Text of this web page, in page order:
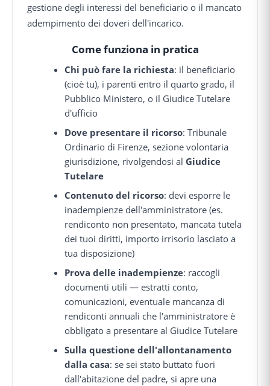
gestione degli interessi del beneficiario o il mancato
adempimento dei doveri dell'incarico.
Come funziona in pratica
Chi può fare la richiesta: il beneficiario
(cioè tu), i parenti entro il quarto grado, il
Pubblico Ministero, o il Giudice Tutelare
d'ufficio
Dove presentare il ricorso: Tribunale
Ordinario di Firenze, sezione volontaria
giurisdizione, rivolgendosi al Giudice
Tutelare
Contenuto del ricorso: devi esporre le
inadempienze dell'amministratore (es.
rendiconto non presentato, mancata tutela
dei tuoi diritti, importo irrisorio lasciato a
tua disposizione)
Prova delle inadempienze: raccogli
documenti utili — estratti conto,
comunicazioni, eventuale mancanza di
rendiconti annuali che l'amministratore è
obbligato a presentare al Giudice Tutelare
Sulla questione dell'allontanamento
dalla casa: se sei stato buttato fuori
dall'abitazione del padre, si apre una